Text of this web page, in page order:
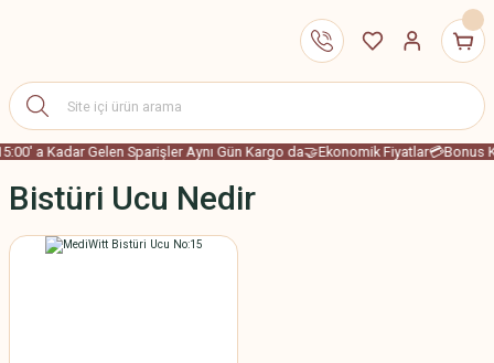
a Kadar Gelen Sparişler Aynı Gün Kargo da🤝Ekonomik Fiyatlar💳Bonus
Bistüri Ucu Nedir